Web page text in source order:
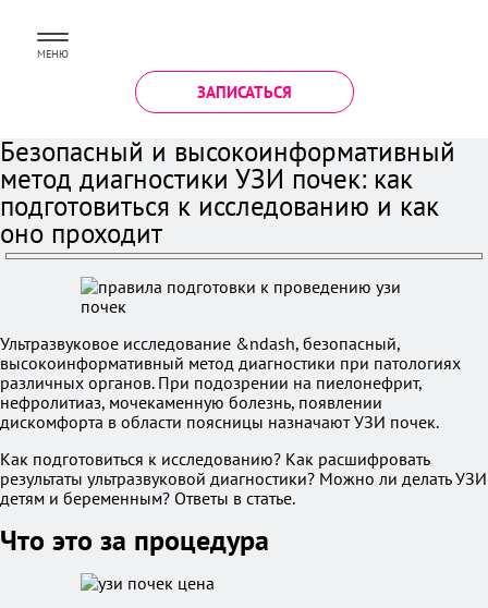
МЕНЮ
ЗАПИСАТЬСЯ
Безопасный и высокоинформативный
метод диагностики УЗИ почек: как
подготовиться к исследованию и как
оно проходит
Ультразвуковое исследование &ndash, безопасный,
высокоинформативный метод диагностики при патологиях
различных органов. При подозрении на пиелонефрит,
нефролитиаз, мочекаменную болезнь, появлении
дискомфорта в области поясницы назначают УЗИ почек.
Как подготовиться к исследованию? Как расшифровать
результаты ультразвуковой диагностики? Можно ли делать УЗИ
детям и беременным? Ответы в статье.
Что это за процедура